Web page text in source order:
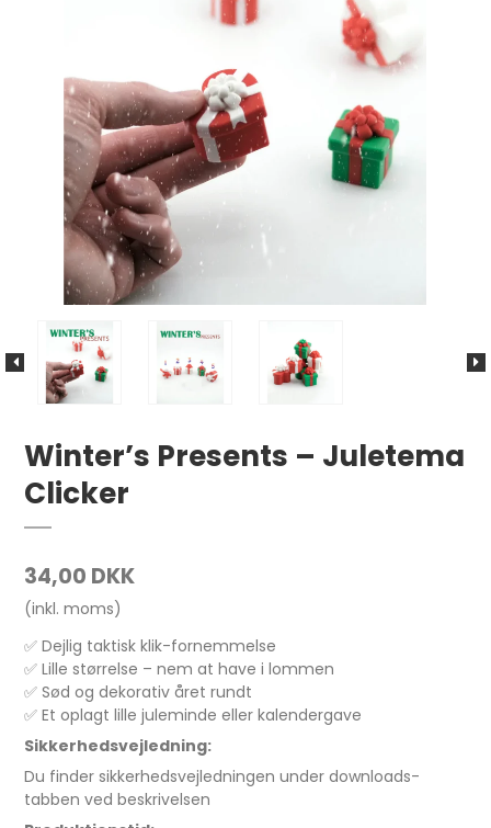
Winter’s Presents – Juletema
Clicker
34,00 DKK
(inkl. moms)
✅ Dejlig taktisk klik-fornemmelse
✅ Lille størrelse – nem at have i lommen
✅ Sød og dekorativ året rundt
✅ Et oplagt lille juleminde eller kalendergave
Sikkerhedsvejledning:
Du finder sikkerhedsvejledningen under downloads-
tabben ved beskrivelsen